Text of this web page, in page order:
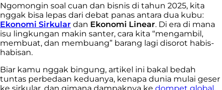
Ngomongin soal cuan dan bisnis di tahun 2025, kita
nggak bisa lepas dari debat panas antara dua kubu:
Ekonomi Sirkular dan Ekonomi Linear. Di era di mana
isu lingkungan makin santer, cara kita “mengambil,
membuat, dan membuang” barang lagi disorot habis-
habisan.
Biar kamu nggak bingung, artikel ini bakal bedah
tuntas perbedaan keduanya, kenapa dunia mulai geser